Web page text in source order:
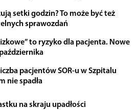
setki godzin? To może być też
sprawozdań
to ryzyko dla pacjenta. Nowe
pacjentów SOR-u w Szpitalu
nie spadła
na skraju upadłości